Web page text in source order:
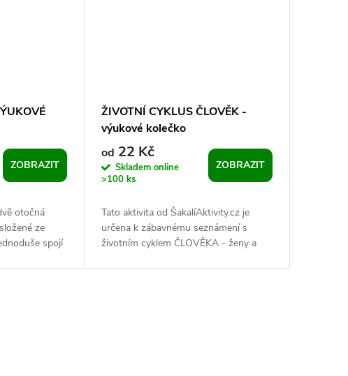
ZOBRAZIT
otočná
ze
spojí
ŽIVOTNÍ CYKLUS ČLOVĚK -
výukové kolečko
od 22 Kč
Skladem online
>100 ks
ZOBRAZIT
Tato aktivita od ŠakalíAktivity.cz je
určena k zábavnému seznámení s
životním cyklem ČLOVĚKA - ženy a